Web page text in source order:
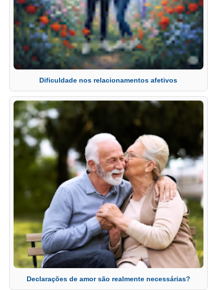
Dificuldade nos relacionamentos afetivos
Declarações de amor são realmente necessárias?